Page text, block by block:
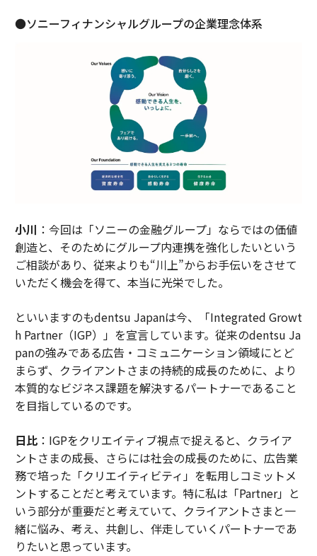
●ソニーフィナンシャルグループの企業理念体系
小川 ：今回は「ソニーの金融グループ」ならではの価値
創造と、そのためにグループ内連携を強化したいという
ご相談があり、従来よりも“川上”からお手伝いをさせて
いただく機会を得て、本当に光栄でした。
といいますのもdentsu Japanは今、「Integrated Growt
h Partner（IGP）」を宣言しています。従来のdentsu Ja
panの強みである広告・コミュニケーション領域にとど
まらず、クライアントさまの持続的成長のために、より
本質的なビジネス課題を解決するパートナーであること
を目指しているのです。
日比：IGPをクリエイティブ視点で捉えると、クライア
ントさまの成長、さらには社会の成長のために、広告業
務で培った「クリエイティビティ」を転用しコミットメ
ントすることだと考えています。特に私は「Partner」と
いう部分が重要だと考えていて、クライアントさまと一
緒に悩み、考え、共創し、伴走していくパートナーであ
りたいと思っています。